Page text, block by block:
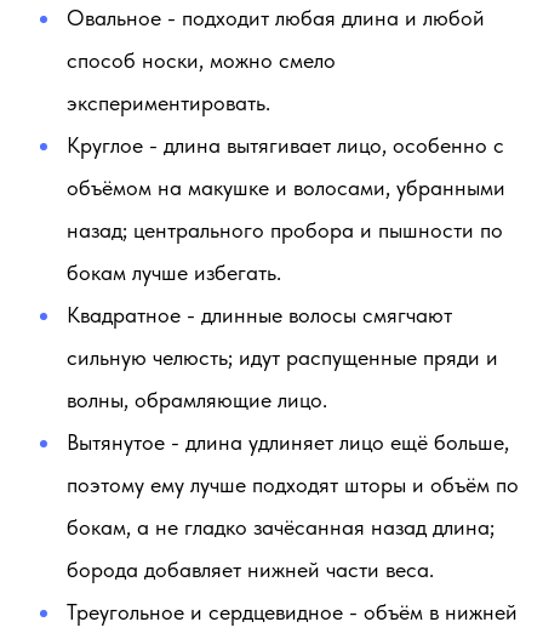
Овальное - подходит любая длина и любой
способ носки, можно смело
экспериментировать.
Круглое - длина вытягивает лицо, особенно с
объёмом на макушке и волосами, убранными
назад; центрального пробора и пышности по
бокам лучше избегать.
Квадратное - длинные волосы смягчают
сильную челюсть; идут распущенные пряди и
волны, обрамляющие лицо.
Вытянутое - длина удлиняет лицо ещё больше,
поэтому ему лучше подходят шторы и объём по
бокам, а не гладко зачёсанная назад длина;
борода добавляет нижней части веса.
Треугольное и сердцевидное - объём в нижней